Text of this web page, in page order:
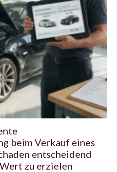
beim Verkauf eines
entscheidend
zu erzielen